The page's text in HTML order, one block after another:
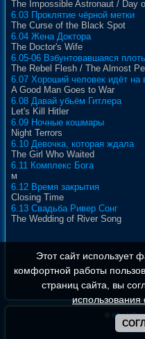
The Impossible Astronaut / Day
6.03 Проклятие чёрной метки
The Curse of the Black Spot
6.04 Жена Доктора
The Doctor's Wife
6.05-06 Взбунтовавшаяся
The Rebel Flesh / The Almost
6.07 Хороший человек идёт на
A Good Man Goes to War
6.08 Давай убьём Гитлера
Let's Kill Hitler
6.09 Ночные кошмары
Night Terrors
6.10 Девочка, которая ждала
The Girl Who Waited
6.11 Комплекс Бога
м
6.12 Время закрытия
Closing Time
6.13 Свадьба Ривер Сонг
The Wedding of River Song
©
Этот сайт использует
комфортной работы
страниц сайта, вы